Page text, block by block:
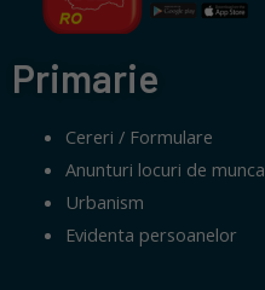
Primarie
Cereri / Formulare
Anunturi locuri de munca
Urbanism
Evidenta persoanelor